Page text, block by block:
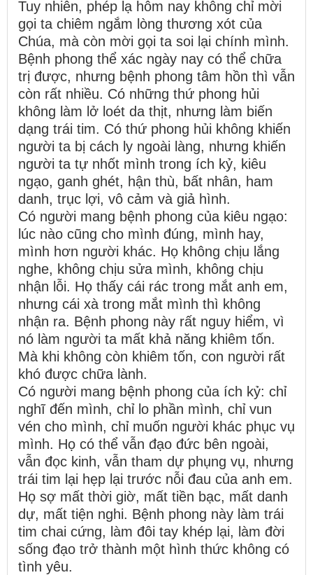
Tuy nhiên, phép lạ hôm nay không chỉ mời
gọi ta chiêm ngắm lòng thương xót của
Chúa, mà còn mời gọi ta soi lại chính mình.
Bệnh phong thể xác ngày nay có thể chữa
trị được, nhưng bệnh phong tâm hồn thì vẫn
còn rất nhiều. Có những thứ phong hủi
không làm lở loét da thịt, nhưng làm biến
dạng trái tim. Có thứ phong hủi không khiến
người ta bị cách ly ngoài làng, nhưng khiến
người ta tự nhốt mình trong ích kỷ, kiêu
ngạo, ganh ghét, hận thù, bất nhân, ham
danh, trục lợi, vô cảm và giả hình.
Có người mang bệnh phong của kiêu ngạo:
lúc nào cũng cho mình đúng, mình hay,
mình hơn người khác. Họ không chịu lắng
nghe, không chịu sửa mình, không chịu
nhận lỗi. Họ thấy cái rác trong mắt anh em,
nhưng cái xà trong mắt mình thì không
nhận ra. Bệnh phong này rất nguy hiểm, vì
nó làm người ta mất khả năng khiêm tốn.
Mà khi không còn khiêm tốn, con người rất
khó được chữa lành.
Có người mang bệnh phong của ích kỷ: chỉ
nghĩ đến mình, chỉ lo phần mình, chỉ vun
vén cho mình, chỉ muốn người khác phục vụ
mình. Họ có thể vẫn đạo đức bên ngoài,
vẫn đọc kinh, vẫn tham dự phụng vụ, nhưng
trái tim lại hẹp lại trước nỗi đau của anh em.
Họ sợ mất thời giờ, mất tiền bạc, mất danh
dự, mất tiện nghi. Bệnh phong này làm trái
tim chai cứng, làm đôi tay khép lại, làm đời
sống đạo trở thành một hình thức không có
tình yêu.